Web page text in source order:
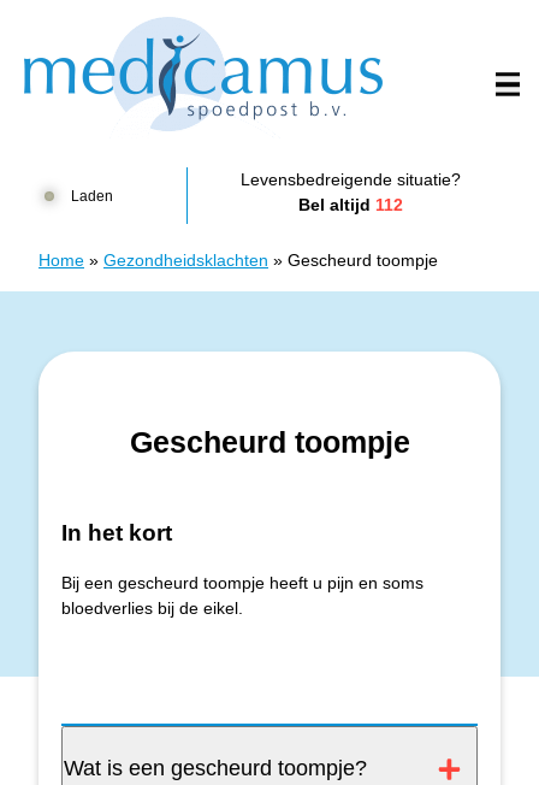
Laden
Levensbedreigende situatie?
Bel altijd 112
Home » Gezondheidsklachten » Gescheurd toompje
Gescheurd toompje
In het kort
Bij een gescheurd toompje heeft u pijn en soms
bloedverlies bij de eikel.
Wat is een gescheurd toompje?